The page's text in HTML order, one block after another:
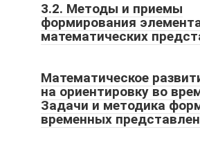
3.2. Методы и приемы
формирования
математических
Математическое
на ориентировку во
Задачи и методика
временных